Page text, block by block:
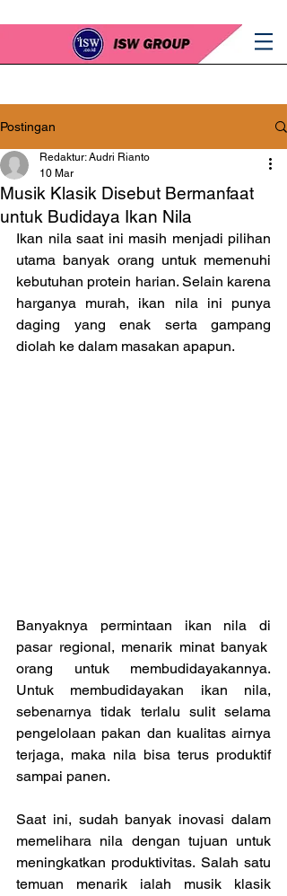
Postingan
Musik Klasik Disebut Bermanfaat
untuk Budidaya Ikan Nila
Redaktur: Audri Rianto
10 Mar
Ikan nila saat ini masih menjadi pilihan
utama banyak orang untuk memenuhi
kebutuhan protein harian. Selain karena
harganya murah, ikan nila ini punya
daging yang enak serta gampang
diolah ke dalam masakan apapun.
Banyaknya permintaan ikan nila di
pasar regional, menarik minat banyak
orang untuk membudidayakannya.
Untuk membudidayakan ikan nila,
sebenarnya tidak terlalu sulit selama
pengelolaan pakan dan kualitas airnya
terjaga, maka nila bisa terus produktif
sampai panen.
Saat ini, sudah banyak inovasi dalam
memelihara nila dengan tujuan untuk
meningkatkan produktivitas. Salah satu
temuan menarik ialah musik klasik